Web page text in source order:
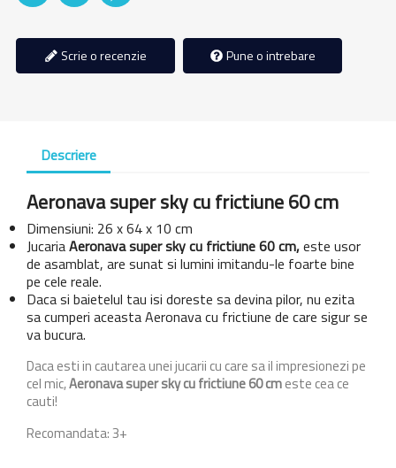
Scrie o recenzie Pune o intrebare
Descriere
Aeronava super sky cu frictiune 60 cm
Dimensiuni: 26 x 64 x 10 cm
JucariaAeronava super sky cu frictiune 60 cm,este usor
de asamblat, are sunat si lumini imitandu-le foarte bine
pe cele reale.
Daca si baietelul tau isi doreste sa devina pilor, nu ezita
sa cumperi aceasta Aeronava cu frictiune de care sigur se
va bucura.
Daca esti in cautarea unei jucarii cu care sa il impresionezi pe
cel mic,Aeronava super sky cu frictiune 60 cmeste cea ce
cauti!
Recomandata: 3+